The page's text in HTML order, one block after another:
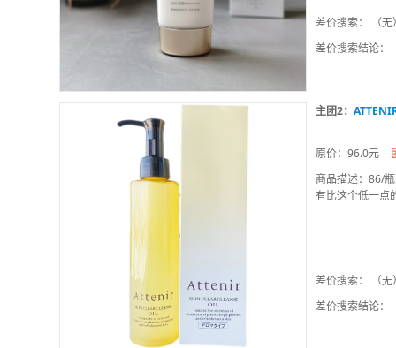
差价搜索： （无
差价搜索结论：
主团2：
原价：96.0元
商品描述：86/
有比这个低一点
差价搜索： （无
差价搜索结论：